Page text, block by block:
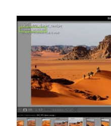
Image